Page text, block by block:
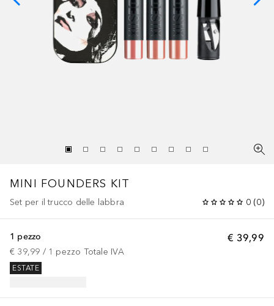
MINI FOUNDERS KIT
Set per il trucco delle labbra 0 (0)
€ 39,99
1 pezzo
€ 39,99 / 1 pezzo Totale IVA
ESTATE